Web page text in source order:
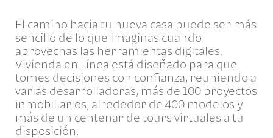
El camino hacia tu nueva casa puede ser más
sencillo de lo que imaginas cuando
aprovechas las herramientas digitales.
Vivienda en Línea está diseñado para que
tomes decisiones con confianza, reuniendo a
varias desarrolladoras, más de 100 proyectos
inmobiliarios, alrededor de 400 modelos y
más de un centenar de tours virtuales a tu
disposición.